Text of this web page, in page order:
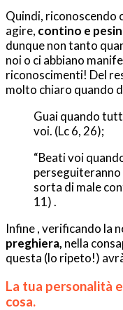
Quindi, riconoscendo
agire, contino e
dunque non tanto
noi o ci abbiano
riconoscimenti! Del
molto chiaro quando
Guai quando
voi. (Lc 6, 26);
“Beati voi
sorta di male
11) .
Infine , verificando la
preghiera, nella
questa (lo ripeto!)
La tua personalità
cosa.